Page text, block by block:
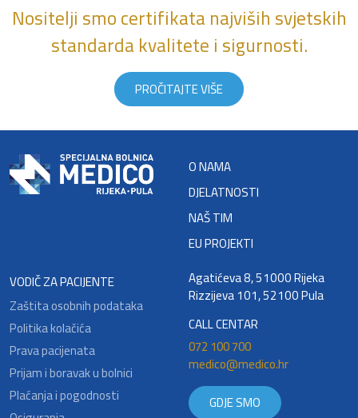
Nositelji smo certifikata najviših svjetskih
standarda kvalitete i sigurnosti.
PROČITAJTE VIŠE
O NAMA
DJELATNOSTI
NAŠ TIM
EU PROJEKTI
VODIČ ZA PACIJENTE
Zaštita osobnih podataka
Politika kolačića
Prava pacijenata
Prijam i boravak u bolnici
Plaćanja i pogodnosti
Agatićeva 8, 51000 Rijeka
Rizzijeva 101, 52100 Pula
CALL CENTAR
072 100 700
medico@medico.hr
GDJE SMO